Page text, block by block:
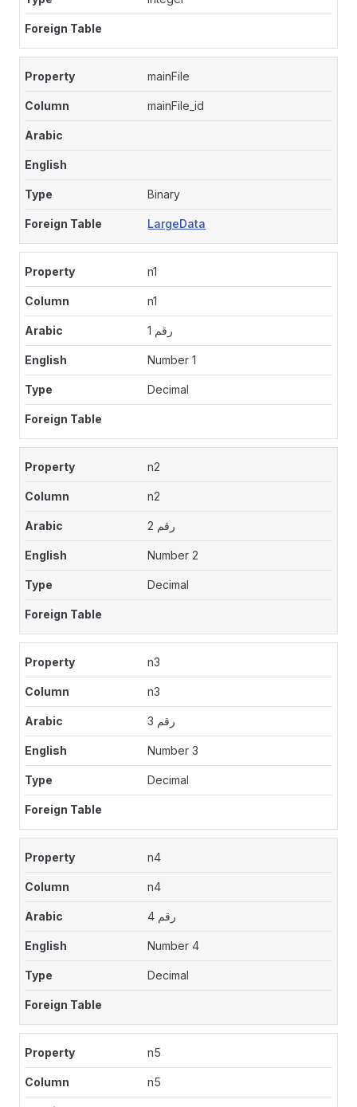
mainFile
mainFile_id
Binary
LargeData
n1
n1
رقم 1
Number 1
Decimal
n2
n2
رقم 2
Number 2
Decimal
n3
n3
رقم 3
Number 3
Decimal
n4
n4
رقم 4
Number 4
Decimal
n5
n5